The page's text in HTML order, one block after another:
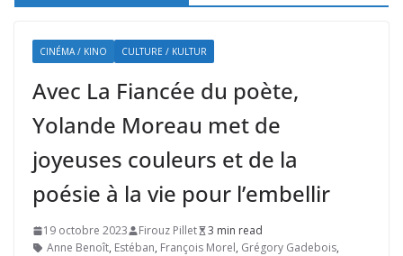
CINÉMA / KINO CULTURE / KULTUR
Avec La Fiancée du poète,
Yolande Moreau met de
joyeuses couleurs et de la
poésie à la vie pour l’embellir
19 octobre 2023 Firouz Pillet
3 min read
Anne Benoît, Estéban, François Morel, Grégory Gadebois,